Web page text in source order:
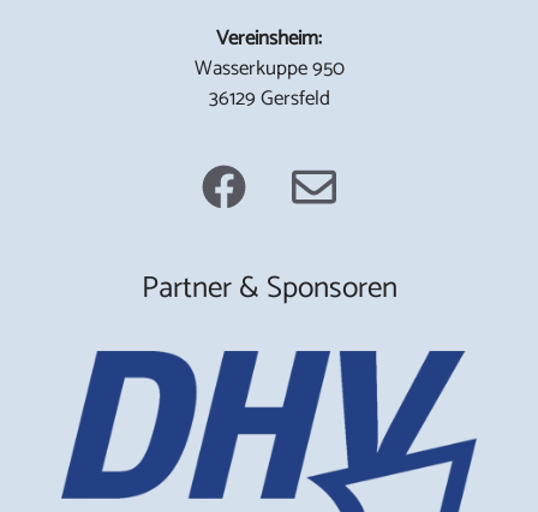
Vereinsheim:
Wasserkuppe 950
36129 Gersfeld
Partner & Sponsoren